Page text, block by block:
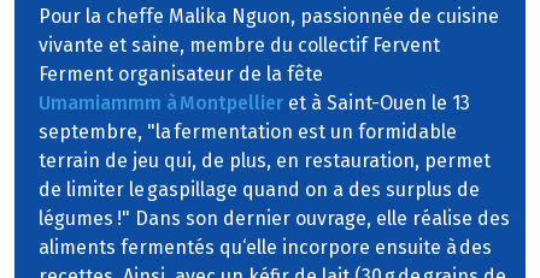
Pour la cheffe Malika Nguon, passionnée de cuisine
vivante et saine, membre du collectif Fervent
Ferment organisateur de la fête
Umamiammm à Montpellier et à Saint-Ouen le 13
septembre, "la fermentation est un formidable
terrain de jeu qui, de plus, en restauration, permet
de limiter le gaspillage quand on a des surplus de
légumes !" Dans son dernier ouvrage, elle réalise des
aliments fermentés qu‘elle incorpore ensuite à des